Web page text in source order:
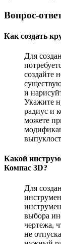
Вопрос-
Как создать
Для
создайте
и
Укажите
радиус и
можете
Какой
Компас 3D?
Для
выбора
чертежа,
не